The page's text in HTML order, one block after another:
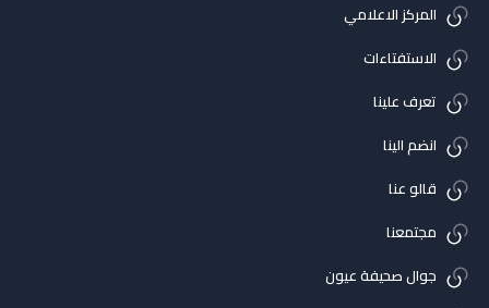
المركز الاعلامي
الاستفتاءات
تعرف علينا
انضم الينا
قالو عنا
مجتمعنا
جوال صحيفة عيون